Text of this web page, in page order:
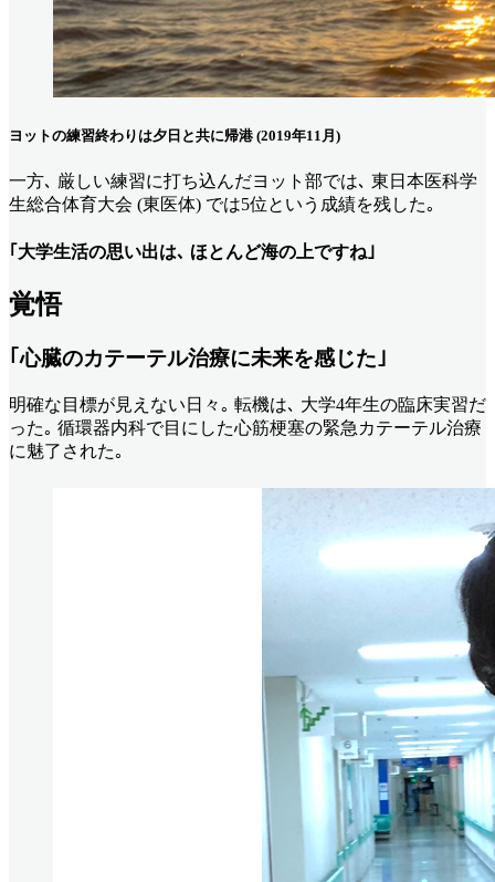
ヨットの練習終わりは夕日と共に帰港 (2019年11月)
一方､ 厳しい練習に打ち込んだヨット部では､ 東日本医科学
生総合体育大会 (東医体) では5位という成績を残した｡
｢大学生活の思い出は､ ほとんど海の上ですね｣
覚悟
｢心臓のカテーテル治療に未来を感じた｣
明確な目標が見えない日々｡ 転機は､ 大学4年生の臨床実習だ
った｡ 循環器内科で目にした心筋梗塞の緊急カテーテル治療
に魅了された｡